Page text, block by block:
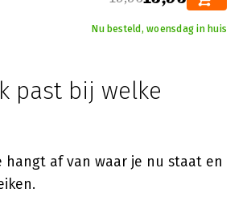
Nu besteld, woensdag in huis
past bij welke
hangt af van waar je nu staat en